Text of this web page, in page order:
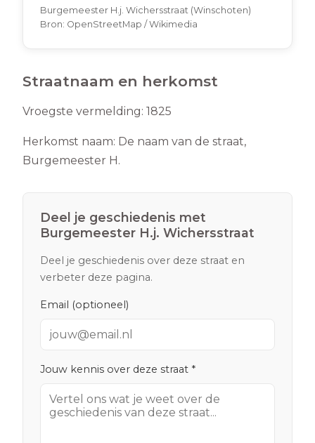
Burgemeester H.j. Wichersstraat (Winschoten)
Bron: OpenStreetMap / Wikimedia
Straatnaam en herkomst
Vroegste vermelding: 1825
Herkomst naam: De naam van de straat,
Burgemeester H.
Deel je geschiedenis met
Burgemeester H.j. Wichersstraat
Deel je geschiedenis over deze straat en
verbeter deze pagina.
Email (optioneel)
Jouw kennis over deze straat *